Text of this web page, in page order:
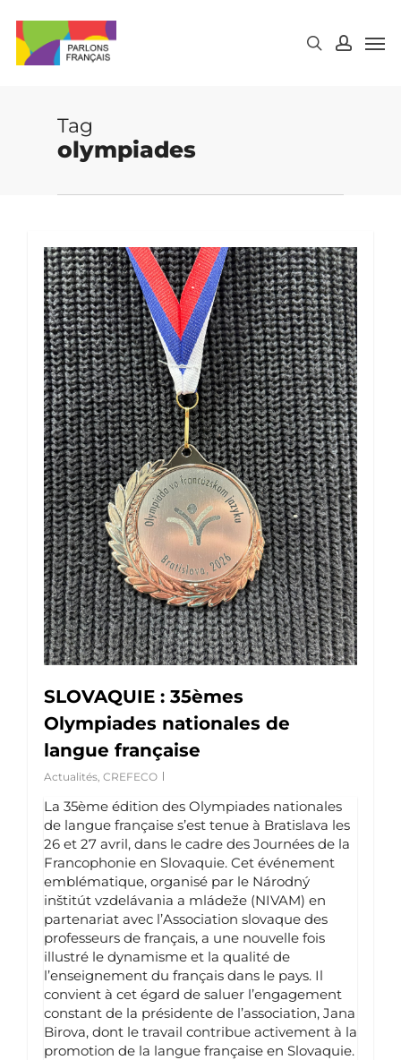
main
content
Tag
olympiades
SLOVAQUIE : 35èmes
Olympiades nationales de
langue française
Actualités CREFECO
La 35ème édition des Olympiades nationales
de langue française s’est tenue à Bratislava les
26 et 27 avril, dans le cadre des Journées de la
Francophonie en Slovaquie. Cet événement
emblématique, organisé par le Národný
inštitút vzdelávania a mládeže (NIVAM) en
partenariat avec l’Association slovaque des
professeurs de français, a une nouvelle fois
illustré le dynamisme et la qualité de
l’enseignement du français dans le pays. Il
convient à cet égard de saluer l’engagement
constant de la présidente de l’association, Jana
Birova, dont le travail contribue activement à la
promotion de la langue française en Slovaquie.